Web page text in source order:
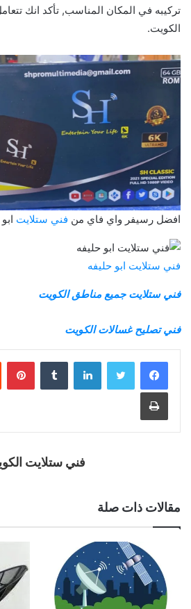
تركيبه في المكان المناسب, تأكد انك
الكويت.
افضل رسيفر واي فاي من فني ستلايت
فني ستلايت ابو حليفه
فني ستلايت جميع مناطق الكويت
فني تصليح غسالات الكويت
فني ستلايت
مقالات ذات صلة